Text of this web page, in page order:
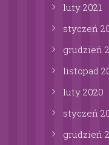
luty 2021
styczeń
grudzień
listopad
luty 2020
styczeń
grudzień